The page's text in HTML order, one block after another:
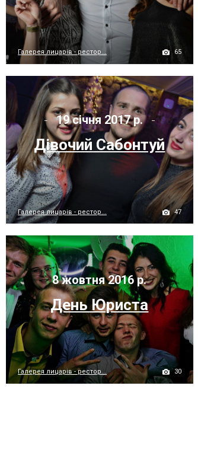
Галерея лицарів - рестор... 65
19 січня 2017 р.
Дівочий Сабонтуй
Галерея лицарів - рестор... 47
8 жовтня 2016 р.
День Юриста
Галерея лицарів - рестор... 30